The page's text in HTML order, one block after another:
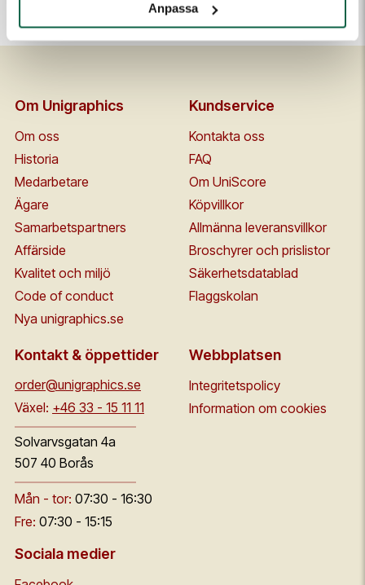
Anpassa
Om Unigraphics
Om oss
Historia
Medarbetare
Ägare
Samarbetspartners
Affärside
Kvalitet och miljö
Code of conduct
Nya unigraphics.se
Kundservice
Kontakta oss
FAQ
Om UniScore
Köpvillkor
Allmänna leveransvillkor
Broschyrer och prislistor
Säkerhetsdatablad
Flaggskolan
Kontakt & öppettider
order@unigraphics.se
Växel: +46 33 - 15 11 11
Solvarvsgatan 4a
507 40 Borås
Mån - tor: 07:30 - 16:30
Fre: 07:30 - 15:15
Webbplatsen
Integritetspolicy
Information om cookies
Sociala medier